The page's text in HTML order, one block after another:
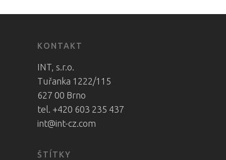
KONTAKT
INT, s.r.o.
Tuřanka 1222/115
627 00 Brno
tel. +420 603 235 437
int@int-cz.com
ŠTÍTKY